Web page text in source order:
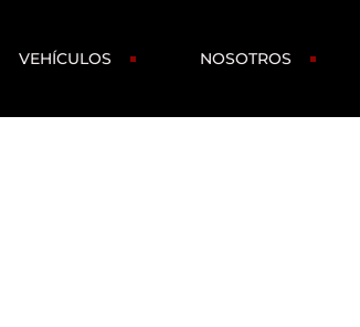
VEHÍCULOS NOSOTROS